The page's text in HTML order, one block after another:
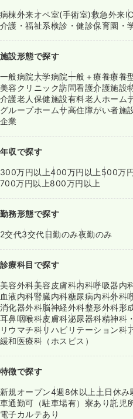
病棟外来オペ室(手術室)救急外来
介護・福祉系検診・健診保育園・
施設形態で探す
一般病院大学病院一般＋療養療養
美容クリニック訪問看護介護施設
介護老人保健施設有料老人ホーム
グループホームサ高住障がい者施
企業
年収で探す
300万円以上400万円以上 500万
700万円以上800万円以上
勤務形態で探す
2交代3交代日勤のみ夜勤のみ
診療科目で探す
美容外科美容皮膚科内科呼吸器内
血液内科腎臓内科糖尿病内科外科
消化器外科脳神経外科整形外科形
耳鼻咽喉科皮膚科泌尿器科精神科
リウマチ科リハビリテーション科
緩和医療科（ホスピス）
特徴で探す
新規オープン4週8休以上 土日休み
車通勤可（駐車場有） 寮あり託児
電子カルテあり